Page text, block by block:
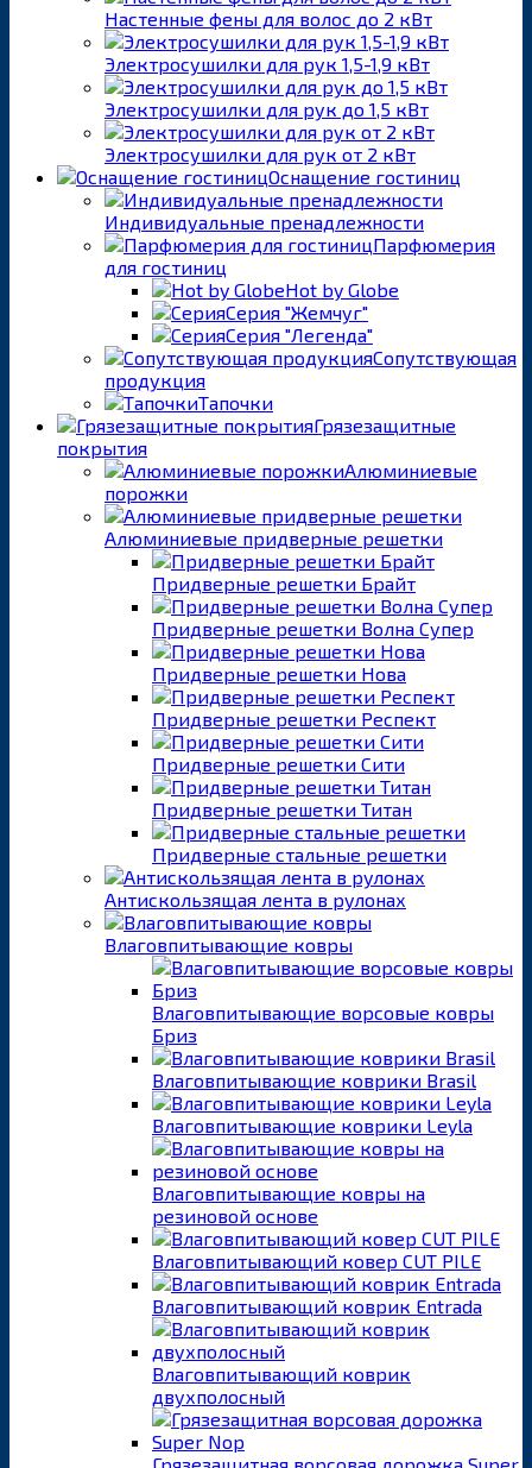
Настенные фены для волос до 2 кВт
Электросушилки для рук 1,5-1,9 кВт
Электросушилки для рук до 1,5 кВт
Электросушилки для рук от 2 кВт
Оснащение гостиниц
Индивидуальные пренадлежности
Парфюмерия
для гостиниц
Hot by Globe
Серия "Жемчуг"
Серия "Легенда"
Сопутствующая
продукция
Тапочки
Грязезащитные
покрытия
Алюминиевые
порожки
Алюминиевые придверные решетки
Придверные решетки Брайт
Придверные решетки Волна Супер
Придверные решетки Нова
Придверные решетки Респект
Придверные решетки Сити
Придверные решетки Титан
Придверные стальные решетки
Антискользящая лента в рулонах
Влаговпитывающие ковры
Влаговпитывающие ворсовые ковры
Бриз
Влаговпитывающие коврики Brasil
Влаговпитывающие коврики Leyla
Влаговпитывающие ковры на
резиновой основе
Влаговпитывающий ковер CUT PILE
Влаговпитывающий коврик Entrada
Влаговпитывающий коврик
двухполосный